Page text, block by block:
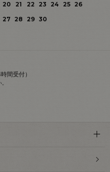
20
21 22 23 24 25
26
27 28 29 30
間受付）